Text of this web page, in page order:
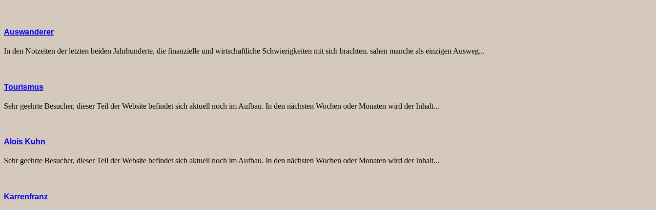
Auswanderer
In den Notzeiten der letzten beiden Jahrhunderte, die finanzielle und wirtschaftliche Schwierigkeiten mit sich brachten, sahen manche als einzigen Ausweg...
Tourismus
Sehr geehrte Besucher, dieser Teil der Website befindet sich aktuell noch im Aufbau. In den nächsten Wochen oder Monaten wird der Inhalt...
Alois Kuhn
Sehr geehrte Besucher, dieser Teil der Website befindet sich aktuell noch im Aufbau. In den nächsten Wochen oder Monaten wird der Inhalt...
Karrenfranz